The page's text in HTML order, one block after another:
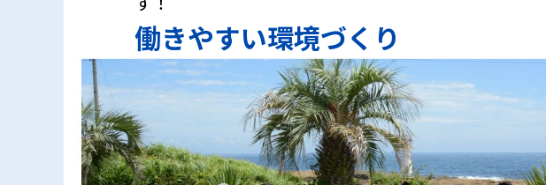
働きやすい環境づくり